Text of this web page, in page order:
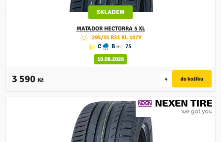
SKLADEM
MATADORHECTORRA 5 XL
295/35 R21 XL 107Y
C
B
75
10.08.2026
3 590 Kč